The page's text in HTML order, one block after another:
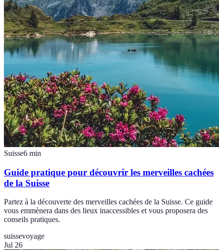
Suisse6 min
Guide pratique pour découvrir les merveilles cachées
de la Suisse
Partez à la découverte des merveilles cachées de la Suisse. Ce guide
vous emmènera dans des lieux inaccessibles et vous proposera des
conseils pratiques.
suissevoyage
Jul 26